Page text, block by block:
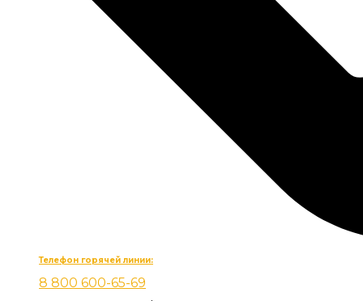
Телефон горячей линии:
8 800 600-65-69